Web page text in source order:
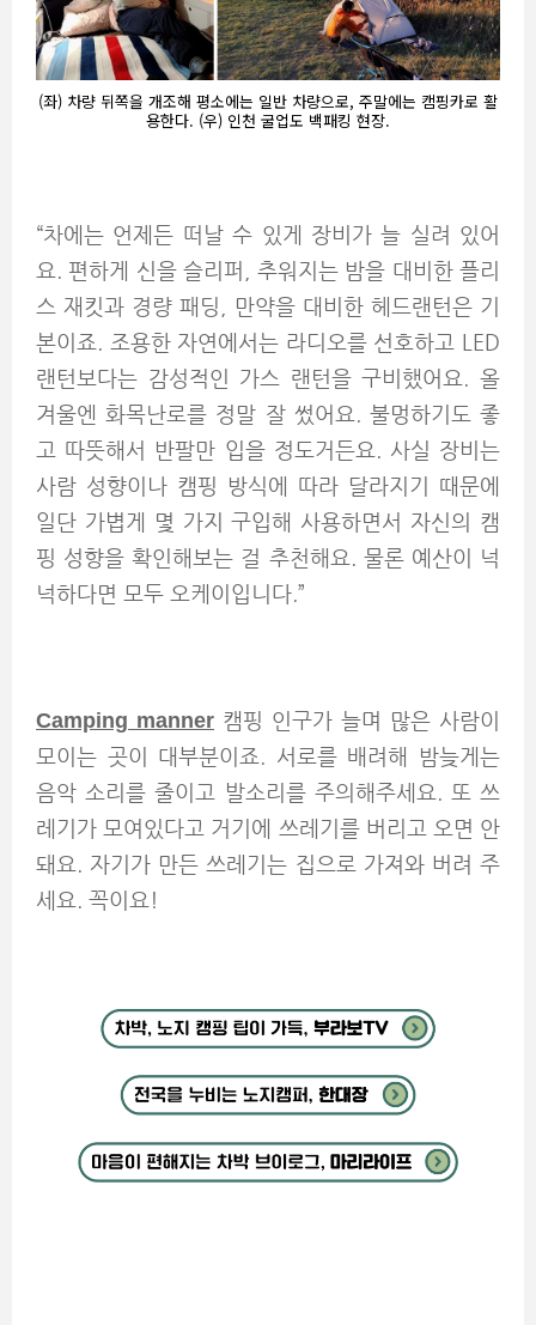
(좌) 차량 뒤쪽을 개조해 평소에는 일반 차량으로, 주말에는 캠핑카로 활
용한다. (우) 인천 굴업도 백패킹 현장.
“차에는 언제든 떠날 수 있게 장비가 늘 실려 있어
요. 편하게 신을 슬리퍼, 추워지는 밤을 대비한 플리
스 재킷과 경량 패딩, 만약을 대비한 헤드랜턴은 기
본이죠. 조용한 자연에서는 라디오를 선호하고 LED
랜턴보다는 감성적인 가스 랜턴을 구비했어요. 올
겨울엔 화목난로를 정말 잘 썼어요. 불멍하기도 좋
고 따뜻해서 반팔만 입을 정도거든요. 사실 장비는
사람 성향이나 캠핑 방식에 따라 달라지기 때문에
일단 가볍게 몇 가지 구입해 사용하면서 자신의 캠
핑 성향을 확인해보는 걸 추천해요. 물론 예산이 넉
넉하다면 모두 오케이입니다.”
Camping manner 캠핑 인구가 늘며 많은 사람이
모이는 곳이 대부분이죠. 서로를 배려해 밤늦게는
음악 소리를 줄이고 발소리를 주의해주세요. 또 쓰
레기가 모여있다고 거기에 쓰레기를 버리고 오면 안
돼요. 자기가 만든 쓰레기는 집으로 가져와 버려 주
세요. 꼭이요!